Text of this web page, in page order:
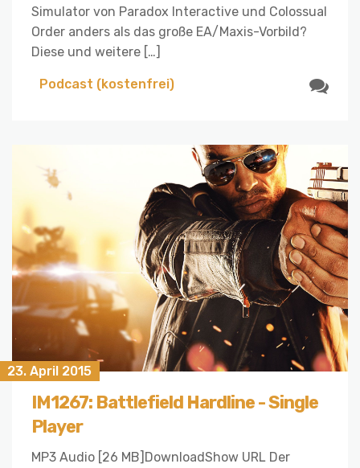
Simulator von Paradox Interactive und Colossual
Order anders als das große EA/Maxis-Vorbild?
Diese und weitere […]
Podcast (kostenfrei)
23. April 2015
IM1267: Battlefield Hardline - Single
Player
MP3 Audio [26 MB]DownloadShow URL Der